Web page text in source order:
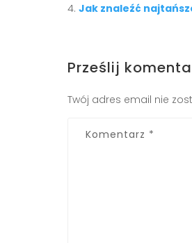
Jak znaleźć
Prześlij
Twój adres email nie